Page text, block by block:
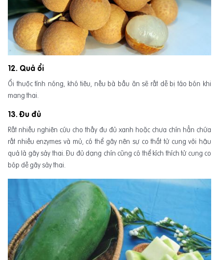
12. Quả ổi
Ổi thuộc tính nóng, khó tiêu, nếu bà bầu ăn sẽ rất dễ bị táo bón khi
mang thai.
13. Đu đủ
Rất nhiều nghiên cứu cho thấy đu đủ xanh hoặc chưa chín hẳn chứa
rất nhiều enzymes và mủ, có thể gây nên sự co thắt tử cung với hậu
quả là gây sảy thai. Đu đủ dạng chín cũng có thể kích thích tử cung co
bóp dễ gây sảy thai.